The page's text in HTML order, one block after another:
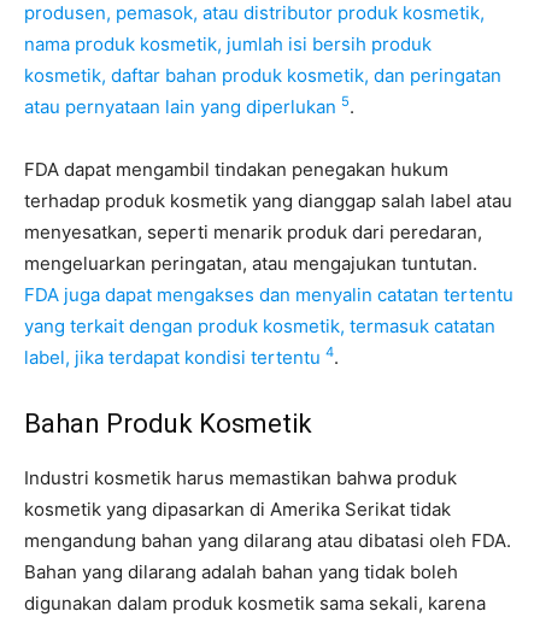
produsen, pemasok, atau distributor produk kosmetik,
nama produk kosmetik, jumlah isi bersih produk
kosmetik, daftar bahan produk kosmetik, dan peringatan
atau pernyataan lain yang diperlukan 5.
FDA dapat mengambil tindakan penegakan hukum
terhadap produk kosmetik yang dianggap salah label atau
menyesatkan, seperti menarik produk dari peredaran,
mengeluarkan peringatan, atau mengajukan tuntutan.
FDA juga dapat mengakses dan menyalin catatan tertentu
yang terkait dengan produk kosmetik, termasuk catatan
label, jika terdapat kondisi tertentu 4.
Bahan Produk Kosmetik
Industri kosmetik harus memastikan bahwa produk
kosmetik yang dipasarkan di Amerika Serikat tidak
mengandung bahan yang dilarang atau dibatasi oleh FDA.
Bahan yang dilarang adalah bahan yang tidak boleh
digunakan dalam produk kosmetik sama sekali, karena